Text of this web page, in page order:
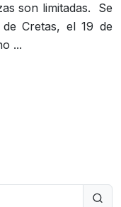
son limitadas. Se
Cretas, el 19 de
...